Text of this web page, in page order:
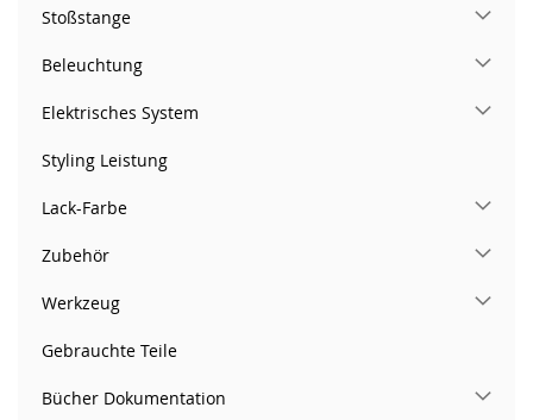
Stoßstange
Beleuchtung
Elektrisches System
Styling Leistung
Lack-Farbe
Zubehör
Werkzeug
Gebrauchte Teile
Bücher Dokumentation